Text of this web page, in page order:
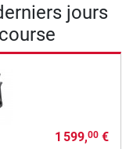
jours
1 599,00€